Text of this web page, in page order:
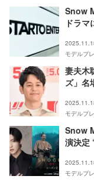
Snow
ドラ
モデルプ
妻夫木
ズ」名
モデルプ
Snow
演決定
モデルプ